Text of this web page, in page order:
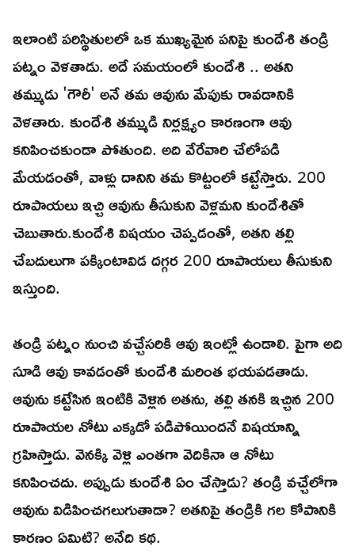
ఇలాంటి పరిస్థితులలో ఒక ముఖ్యమైన పనిపై కుందేశి తండ్రి
పట్నం వెళతాడు. అదే సమయంలో కుందేశి .. అతని
తమ్ముడు 'గౌరీ' అనే తమ ఆవును మేపుకు రావడానికి
వెళతారు. కుందేశి తమ్ముడి నిర్లక్ష్యం కారణంగా ఆవు
కనిపించకుండా పోతుంది. అది వేరేవారి చేలోపడి
మేయడంతో, వాళ్లు దానిని తమ కొట్టంలో కట్టేస్తారు. 200
రూపాయలు ఇచ్చి ఆవును తీసుకుని వెళ్లమని కుందేశితో
చెబుతారు.కుందేశి విషయం చెప్పడంతో, అతని తల్లి
చేబదులుగా పక్కింటావిడ దగ్గర 200 రూపాయలు తీసుకుని
ఇస్తుంది.
తండ్రి పట్నం నుంచి వచ్చేసరికి ఆవు ఇంట్లో ఉండాలి. పైగా అది
సూడి ఆవు కావడంతో కుందేశి మరింత భయపడతాడు.
ఆవును కట్టేసిన ఇంటికి వెళ్లిన అతను, తల్లి తనకి ఇచ్చిన 200
రూపాయల నోటు ఎక్కడో పడిపోయిందనే విషయాన్ని
గ్రహిస్తాడు. వెనక్కి వెళ్లి ఎంతగా వెదికినా ఆ నోటు
కనిపించదు. అప్పుడు కుందేశి ఏం చేస్తాడు? తండ్రి వచ్చేలోగా
ఆవును విడిపించగలుగుతాడా? అతనిపై తండ్రికి గల కోపానికి
కారణం ఏమిటి? అనేది కథ.